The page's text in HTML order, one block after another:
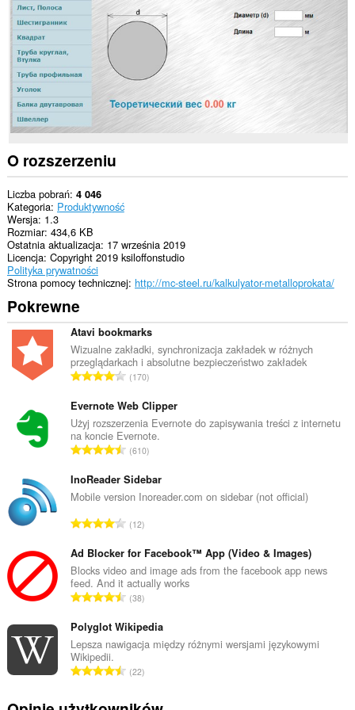
witrynach.
O rozszerzeniu
Liczba pobrań 4 046
Kategoria Produktywność
Wersja 1.3
Rozmiar 434,6 KB
Ostatnia aktualizacja 17 września 2019
Licencja Copyright 2019 ksiloffonstudio
Polityka prywatności
Strona pomocy technicznej http://mc-steel.ru/kalkulyator-metalloprokata/
Pokrewne
Atavi bookmarks
Wizualne zakładki, synchronizacja zakładek w różnych
przeglądarkach i absolutne bezpieczeństwo zakładek
C
ł
k
o
w
t
a
l
c
z
b
a
c
e
:
170
Evernote Web Clipper
Użyj rozszerzenia Evernote do zapisywania treści z internetu
na koncie Evernote.
C
ł
k
w
a
l
c
z
b
a
c
610
InoReader Sidebar
Mobile version Inoreader.com on sidebar (not official)
C
ł
k
o
w
t
a
l
12
Ad Blocker for Facebook™ App (Video & Images)
Blocks video and image ads from the facebook app news
feed. And it actually works
C
ł
k
w
38
Polyglot Wikipedia
Lepsza nawigacja między różnymi wersjami językowymi
Wikipedii.
C
ł
22